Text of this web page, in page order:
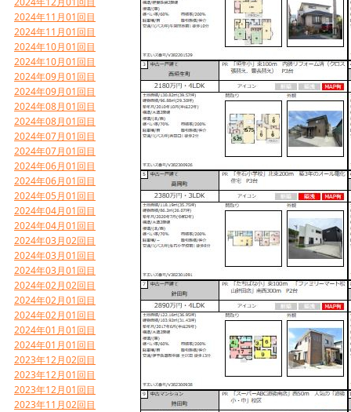
2024年11月01回目
2024年11月01回目
2024年10月01回目
2024年10月01回目
2024年09月01回目
2024年09月01回目
2024年08月01回目
2024年08月01回目
2024年07月01回目
2024年07月01回目
2024年06月01回目
2024年06月01回目
2024年05月01回目
2024年04月01回目
2024年04月01回目
2024年03月02回目
2024年03月01回目
2024年03月01回目
2024年02月02回目
2024年02月01回目
2024年02月01回目
2024年01月01回目
2024年01月01回目
2023年12月02回目
2023年12月01回目
2023年12月01回目
2023年11月02回目